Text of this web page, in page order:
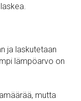
ja laskutetaan
lämpöarvo on
mutta